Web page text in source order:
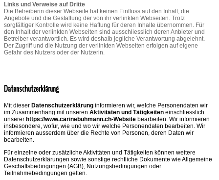
Links und Verweise auf Dritte
Die Betreiberin dieser Webseite hat keinen Einfluss auf den Inhalt, die
Angebote und die Gestaltung der von ihr verlinkten Webseiten. Trotz
sorgfältiger Kontrolle wird keine Haftung für deren Inhalte übernommen. Für
den Inhalt der verlinkten Webseiten sind ausschliesslich deren Anbieter und
Betreiber verantwortlich. Es wird deshalb jegliche Verantwortung abgelehnt.
Der Zugriff und die Nutzung der verlinkten Webseiten erfolgen auf eigene
Gefahr des Nutzers oder der Nutzerin.
Datenschutzerklärung
Mit dieser Datenschutzerklärung informieren wir, welche Personendaten wir
im Zusammenhang mit unseren Aktivitäten und Tätigkeiten einschliesslich
unserer https://www.carinebuhmann.ch-Website bearbeiten. Wir informieren
insbesondere, wofür, wie und wo wir welche Personendaten bearbeiten. Wir
informieren ausserdem über die Rechte von Personen, deren Daten wir
bearbeiten.
Für einzelne oder zusätzliche Aktivitäten und Tätigkeiten können weitere
Datenschutzerklärungen sowie sonstige rechtliche Dokumente wie Allgemeine
Geschäftsbedingungen (AGB), Nutzungsbedingungen oder
Teilnahmebedingungen gelten.